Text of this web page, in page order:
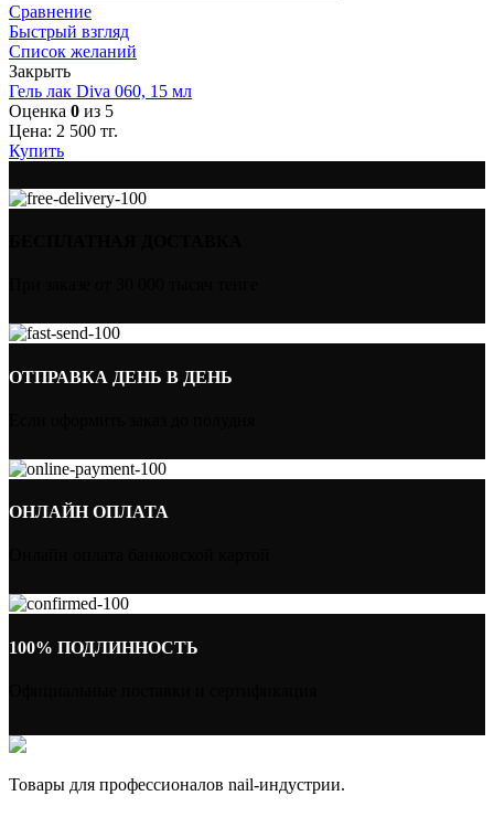
Сравнение
Быстрый взгляд
Список желаний
Закрыть
Гель лак Diva 060, 15 мл
Оценка 0 из 5
Цена: 2 500 тг.
Купить
ОТПРАВКА ДЕНЬ В ДЕНЬ
ОНЛАЙН ОПЛАТА
100% ПОДЛИННОСТЬ
Товары для профессионалов nail-индустрии.